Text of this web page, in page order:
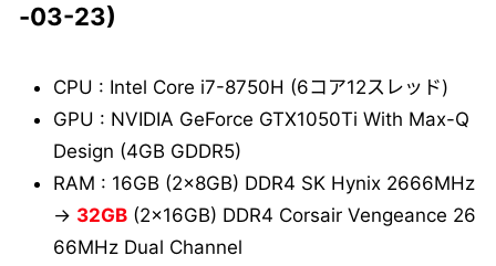
-03-23)
CPU : Intel Core i7-8750H (6コア12スレッド)
GPU : NVIDIA GeForce GTX1050Ti With Max-Q
Design (4GB GDDR5)
RAM : 16GB (2x8GB) DDR4 SK Hynix 2666MHz
→ 32GB (2x16GB) DDR4 Corsair Vengeance 26
66MHz Dual Channel